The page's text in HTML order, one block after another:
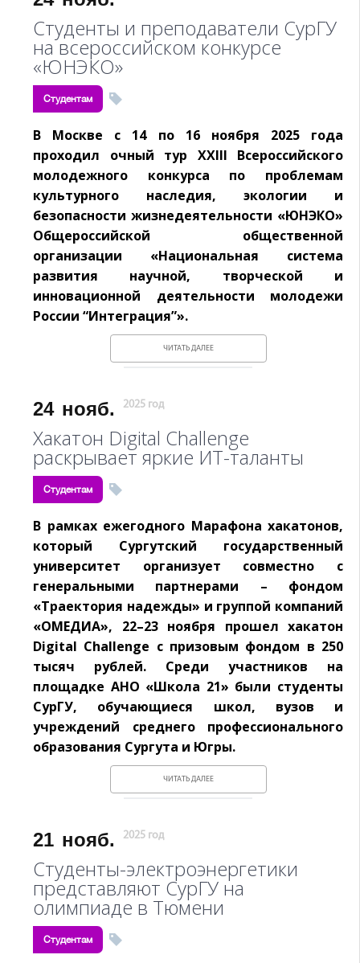
Студенты и преподаватели СурГУ
на всероссийском конкурсе
«ЮНЭКО»
Студентам
В Москве с 14 по 16 ноября 2025 года
проходил очный тур XXIII Всероссийского
молодежного конкурса по проблемам
культурного наследия, экологии и
безопасности жизнедеятельности «ЮНЭКО»
Общероссийской общественной
организации «Национальная система
развития научной, творческой и
инновационной деятельности молодежи
России “Интеграция”».
ЧИТАТЬ ДАЛЕЕ
24 нояб. 2025 год
Хакатон Digital Challenge
раскрывает яркие ИТ-таланты
Студентам
В рамках ежегодного Марафона хакатонов,
который Сургутский государственный
университет организует совместно с
генеральными партнерами – фондом
«Траектория надежды» и группой компаний
«ОМЕДИА», 22–23 ноября прошел хакатон
Digital Challenge с призовым фондом в 250
тысяч рублей. Среди участников на
площадке АНО «Школа 21» были студенты
СурГУ, обучающиеся школ, вузов и
учреждений среднего профессионального
образования Сургута и Югры.
ЧИТАТЬ ДАЛЕЕ
21 нояб. 2025 год
Студенты-электроэнергетики
представляют СурГУ на
олимпиаде в Тюмени
Студентам